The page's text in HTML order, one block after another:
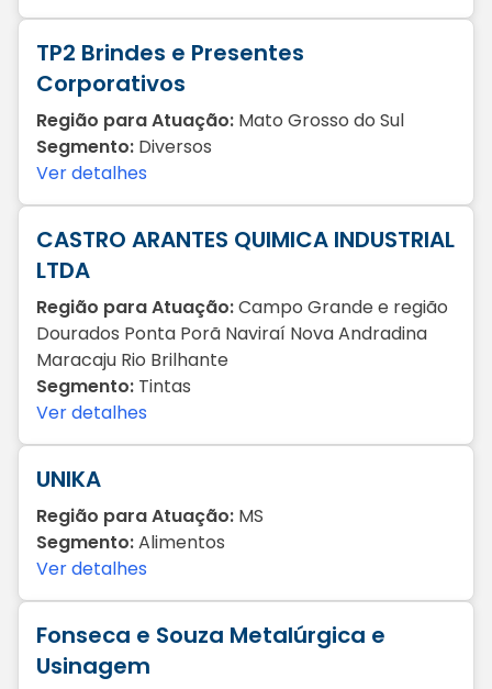
TP2 Brindes e Presentes
Corporativos
Região para Atuação: Mato Grosso do Sul
Segmento: Diversos
Ver detalhes
CASTRO ARANTES QUIMICA INDUSTRIAL
LTDA
Região para Atuação:Campo Grande e região
Dourados Ponta Porã Naviraí Nova Andradina
Maracaju Rio Brilhante
Segmento: Tintas
Ver detalhes
UNIKA
Região para Atuação: MS
Segmento:Alimentos
Ver detalhes
Fonseca e Souza Metalúrgica e
Usinagem